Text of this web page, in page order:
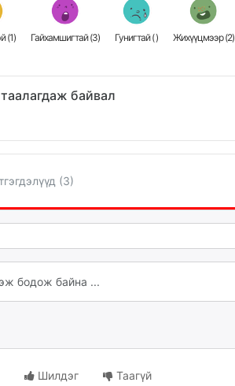
(1) Гайхамшигтай (3) Гунигтай () Жихүүцмээр (2)
байвал
(3)
Шилдэг Таагүй